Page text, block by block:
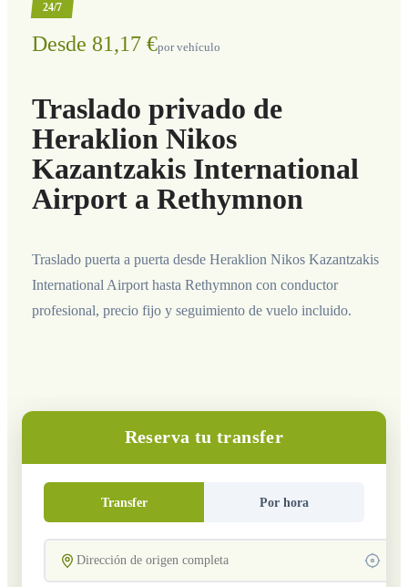
24/7
Desde 81,17 €por vehículo
Traslado privado de
Heraklion Nikos
Kazantzakis International
Airport a Rethymnon
Traslado puerta a puerta desde Heraklion Nikos Kazantzakis
International Airport hasta Rethymnon con conductor
profesional, precio fijo y seguimiento de vuelo incluido.
Reserva tu transfer
Transfer Por hora